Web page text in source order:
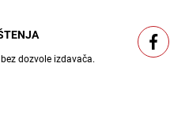
dozvole izdavača.